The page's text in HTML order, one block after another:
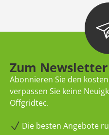
Zum
Abonnieren Sie den
verpassen Sie keine
Offgridtec.
Die besten Angebote